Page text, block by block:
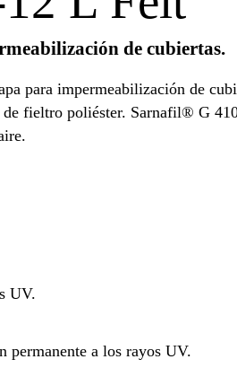
de cubiertas.
para impermeabilización de
fieltro poliéster. Sarnafil® G
UV.
permanente a los rayos UV.